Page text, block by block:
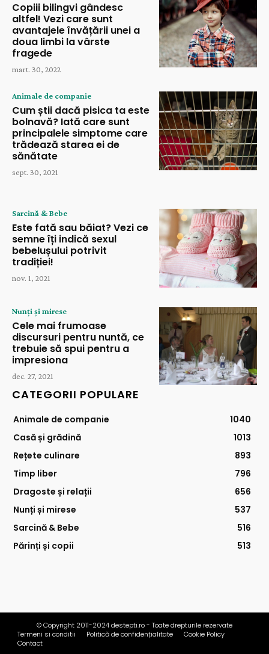
Copiii bilingvi gândesc
altfel! Vezi care sunt
avantajele învățării unei a
doua limbi la vârste
fragede
mart. 30, 2022
Animale de companie
Cum știi dacă pisica ta este
bolnavă? Iată care sunt
principalele simptome care
trădează starea ei de
sănătate
sept. 30, 2021
Sarcină & Bebe
Este fată sau băiat? Vezi ce
semne îți indică sexul
bebelușului potrivit
tradiției!
nov. 1, 2021
Nunți și mirese
Cele mai frumoase
discursuri pentru nuntă, ce
trebuie să spui pentru a
impresiona
dec. 27, 2021
CATEGORII POPULARE
Animale de companie
1040
Casă și grădină
1013
Rețete culinare
893
Timp liber
796
Dragoste și relații
656
Nunți și mirese
537
Sarcină & Bebe
516
Părinți și copii
513
© Copyright 2011-2024 destepti.ro - Toate drepturile rezervate
Termeni si conditii
Politică de confidențialitate
Cookie Policy
Contact